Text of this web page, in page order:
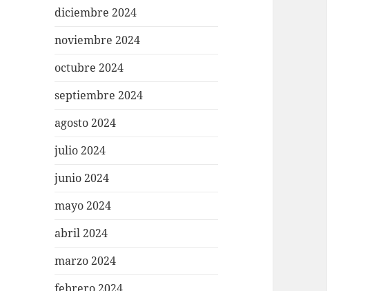
diciembre 2024
noviembre 2024
octubre 2024
septiembre 2024
agosto 2024
julio 2024
junio 2024
mayo 2024
abril 2024
marzo 2024